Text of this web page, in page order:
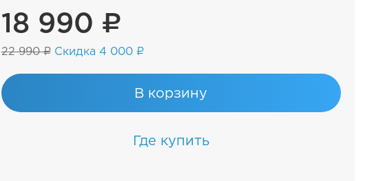
18 990 ₽
22 990 ₽ Скидка 4 000 ₽
В корзину
Где купить